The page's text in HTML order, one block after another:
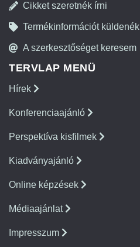
Cikket szeretnék írni
Termékinformációt küldenék
A szerkesztőséget keresem
TERVLAP MENÜ
Hírek
Konferenciaajánló
Perspektíva kisfilmek
Kiadványajánló
Online képzések
Médiaajánlat
Impresszum